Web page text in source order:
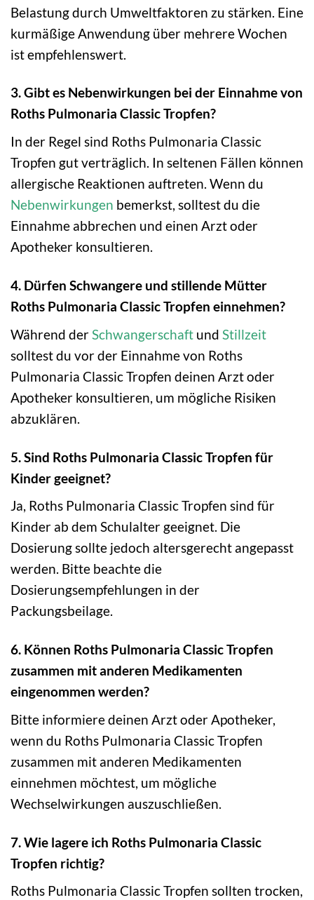
Belastung durch Umweltfaktoren zu stärken. Eine
kurmäßige Anwendung über mehrere Wochen
ist empfehlenswert.
3. Gibt es Nebenwirkungen bei der Einnahme von
Roths Pulmonaria Classic Tropfen?
In der Regel sind Roths Pulmonaria Classic
Tropfen gut verträglich. In seltenen Fällen können
allergische Reaktionen auftreten. Wenn du
Nebenwirkungen bemerkst, solltest du die
Einnahme abbrechen und einen Arzt oder
Apotheker konsultieren.
4. Dürfen Schwangere und stillende Mütter
Roths Pulmonaria Classic Tropfen einnehmen?
Während derSchwangerschaft und Stillzeit
solltest du vor der Einnahme von Roths
Pulmonaria Classic Tropfen deinen Arzt oder
Apotheker konsultieren, um mögliche Risiken
abzuklären.
5. Sind Roths Pulmonaria Classic Tropfen für
Kinder geeignet?
Ja, Roths Pulmonaria Classic Tropfen sind für
Kinder ab dem Schulalter geeignet. Die
Dosierung sollte jedoch altersgerecht angepasst
werden. Bitte beachte die
Dosierungsempfehlungen in der
Packungsbeilage.
6. Können Roths Pulmonaria Classic Tropfen
zusammen mit anderen Medikamenten
eingenommen werden?
Bitte informiere deinen Arzt oder Apotheker,
wenn du Roths Pulmonaria Classic Tropfen
zusammen mit anderen Medikamenten
einnehmen möchtest, um mögliche
Wechselwirkungen auszuschließen.
7. Wie lagere ich Roths Pulmonaria Classic
Tropfen richtig?
Roths Pulmonaria Classic Tropfen sollten trocken,